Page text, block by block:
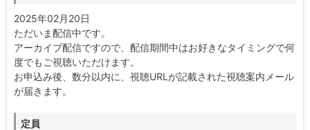
2025年02月20日
ただいま配信中です。
アーカイブ配信ですので、配信期間中はお好きなタイミングで何
度でもご視聴いただけます。
お申込み後、数分以内に、視聴URLが記載された視聴案内メール
が届きます。
定員